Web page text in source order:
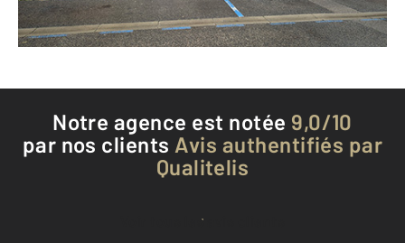
Téléphoner à l'agence
Notre agence est notée 9,0/10
par nos clients Avis authentifiés par
Qualitelis
Voir tous les avis clients